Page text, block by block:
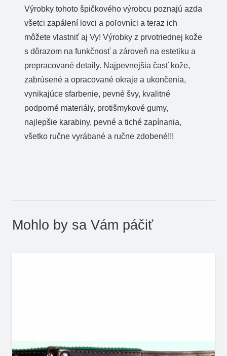
Výrobky tohoto špičkového výrobcu poznajú azda
všetci zapálení lovci a poľovníci a teraz ich
môžete vlastniť aj Vy! Výrobky z prvotriednej kože
s dôrazom na funkčnosť a zároveň na estetiku a
prepracované detaily. Najpevnejšia časť kože,
zabrúsené a opracované okraje a ukončenia,
vynikajúce sfarbenie, pevné švy, kvalitné
podporné materiály, protišmykové gumy,
najlepšie karabiny, pevné a tiché zapínania,
všetko ručne vyrábané a ručne zdobené!!!
Mohlo by sa Vám páčiť